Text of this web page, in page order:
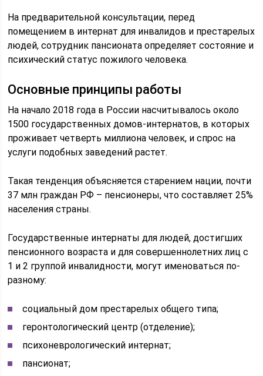
На предварительной консультации, перед
помещением в интернат для инвалидов и престарелых
людей, сотрудник пансионата определяет состояние и
психический статус пожилого человека.
Основные принципы работы
На начало 2018 года в России насчитывалось около
1500 государственных домов-интернатов, в которых
проживает четверть миллиона человек, и спрос на
услуги подобных заведений растет.
Такая тенденция объясняется старением нации, почти
37 млн граждан РФ – пенсионеры, что составляет 25%
населения страны.
Государственные интернаты для людей, достигших
пенсионного возраста и для совершеннолетних лиц с
1 и 2 группой инвалидности, могут именоваться по-
разному:
социальный дом престарелых общего типа;
геронтологический центр (отделение);
психоневрологический интернат;
пансионат;